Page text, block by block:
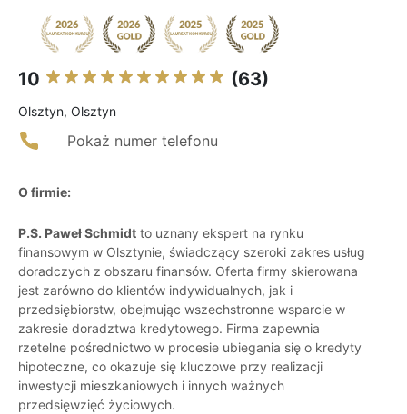
10 (63)
Olsztyn, Olsztyn
Pokaż numer telefonu
O firmie:
P.S. Paweł Schmidt to uznany ekspert na rynku
finansowym w Olsztynie, świadczący szeroki zakres usług
doradczych z obszaru finansów. Oferta firmy skierowana
jest zarówno do klientów indywidualnych, jak i
przedsiębiorstw, obejmując wszechstronne wsparcie w
zakresie doradztwa kredytowego. Firma zapewnia
rzetelne pośrednictwo w procesie ubiegania się o kredyty
hipoteczne, co okazuje się kluczowe przy realizacji
inwestycji mieszkaniowych i innych ważnych
przedsięwzięć życiowych.